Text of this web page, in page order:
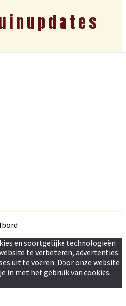
en soortgelijke technologieën
te verbeteren, advertenties
uit te voeren. Door onze website
in met het gebruik van cookies.